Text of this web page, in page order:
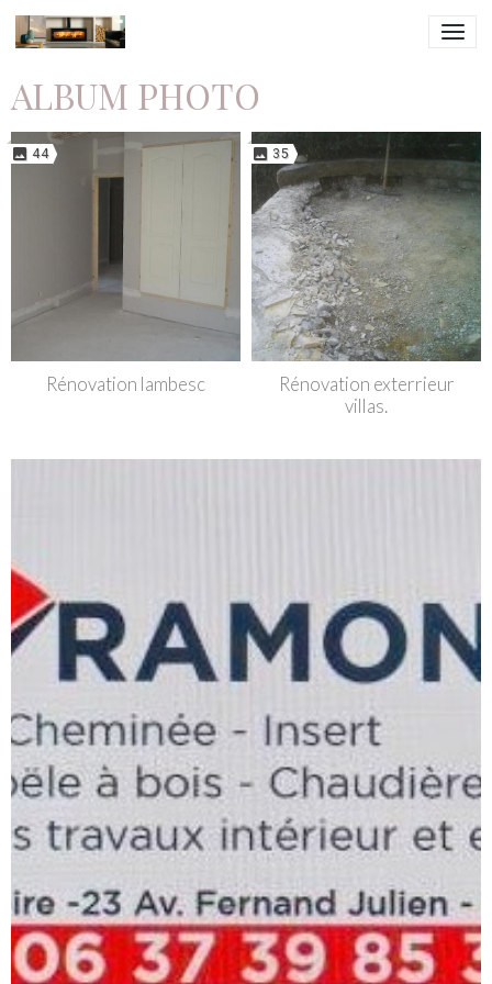
ALBUM PHOTO
44
Rénovation lambesc
35
Rénovation exterrieur
villas.